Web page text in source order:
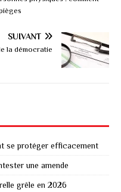
SUIVANT
la démocratie
se protéger efficacement
une amende
grêle en 2026